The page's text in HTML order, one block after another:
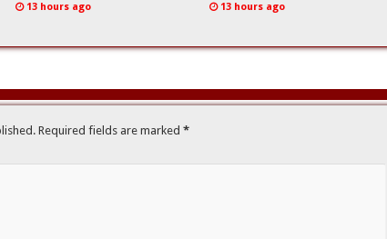
13 hours ago 13 hours ago
Required fields are marked *